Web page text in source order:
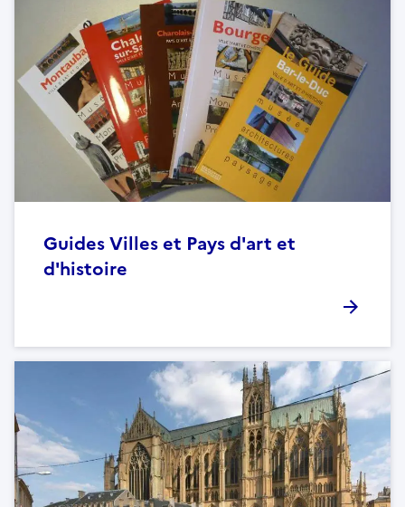
Guides Villes et Pays d'art et
d'histoire